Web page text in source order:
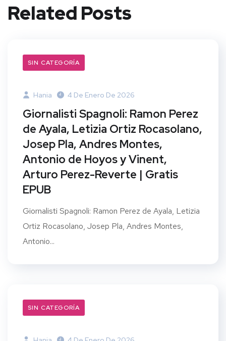
Related Posts
SIN CATEGORÍA
Hania 4 De Enero De 2026
Giornalisti Spagnoli: Ramon Perez
de Ayala, Letizia Ortiz Rocasolano,
Josep Pla, Andres Montes,
Antonio de Hoyos y Vinent,
Arturo Perez-Reverte | Gratis
EPUB
Giornalisti Spagnoli: Ramon Perez de Ayala, Letizia
Ortiz Rocasolano, Josep Pla, Andres Montes,
Antonio...
SIN CATEGORÍA